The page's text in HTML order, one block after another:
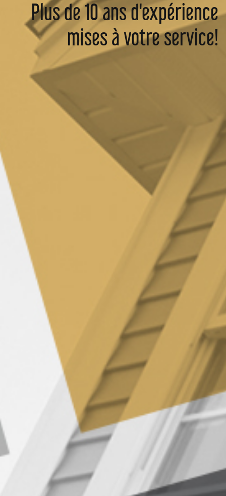
Plus de 10 ans d'expérience
mises à votre service!